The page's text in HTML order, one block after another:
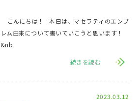
レム由来について書いていこうと思います！
&nb
続きを読む
2023.03.12